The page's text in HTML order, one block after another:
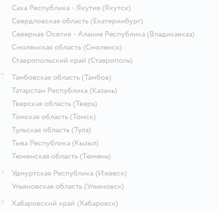
Саха Республика - Якутия (Якутск)
Свердловская область (Екатеринбург)
Северная Осетия - Алания Республика (Владикавказ)
Смоленская область (Смоленск)
Ставропольский край (Ставрополь)
Тамбовская область (Тамбов)
Татарстан Республика (Казань)
Тверская область (Тверь)
Томская область (Томск)
Тульская область (Тула)
Тыва Республика (Кызыл)
Тюменская область (Тюмень)
Удмуртская Республика (Ижевск)
Ульяновская область (Ульяновск)
Хабаровский край (Хабаровск)